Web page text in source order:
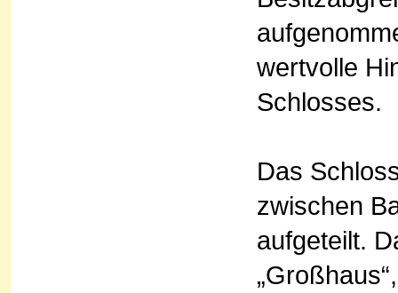
wertvolle
Schlosses.
Das
zwischen
aufgeteilt.